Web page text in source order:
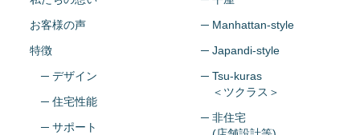
お客様の声
特徴
─ デザイン
─ 住宅性能
─ サポート
─ Manhattan-style
─ Japandi-style
─ Tsu-kuras
＜ツクラス＞
─ 非住宅